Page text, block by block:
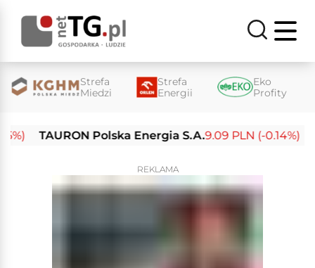
Strefa
Miedzi
Strefa
Energii
Eko
Profity
TAURON Polska Energia S.A.9.09 PLN (-0.14%)
REKLAMA